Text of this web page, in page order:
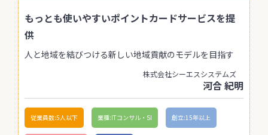
もっとも使いやすいポイントカードサービスを提
供
人と地域を結びつける新しい地域貢献のモデルを目指す
株式会社シーエスシステムズ
河合 紀明
従業員数:5人以下 業種:ITコンサル・SI 創立:15年以上